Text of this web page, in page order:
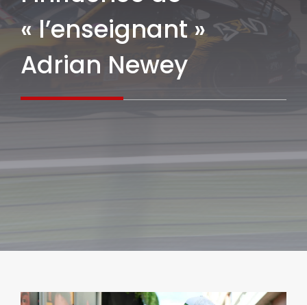
« l’enseignant »
Adrian Newey